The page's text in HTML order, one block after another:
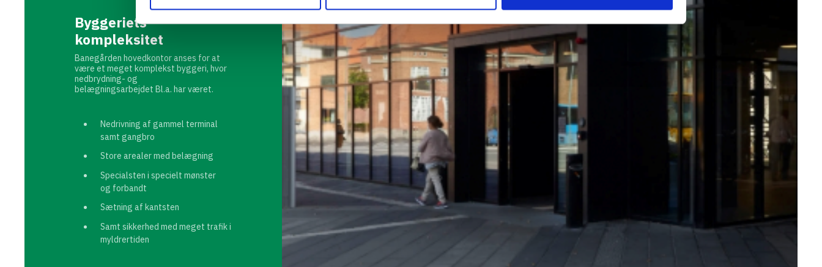
Byggeriets
kompleksitet
Banegården hovedkontor anses for at
være et meget komplekst byggeri, hvor
nedbrydning- og
belægningsarbejdet Bl.a. har været.
Nedrivning af gammel terminal
samt gangbro
Store arealer med belægning
Specialsten i specielt mønster
og forbandt
Sætning af kantsten
Samt sikkerhed med meget trafik i
myldrertiden